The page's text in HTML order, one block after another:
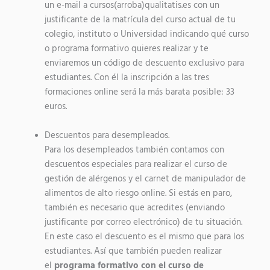
un e-mail a cursos(arroba)qualitatis.es con un
justificante de la matrícula del curso actual de tu
colegio, instituto o Universidad indicando qué curso
o programa formativo quieres realizar y te
enviaremos un código de descuento exclusivo para
estudiantes. Con él la inscripción a las tres
formaciones online será la más barata posible: 33
euros.
Descuentos para desempleados.
Para los desempleados también contamos con
descuentos especiales para realizar el curso de
gestión de alérgenos y el carnet de manipulador de
alimentos de alto riesgo online. Si estás en paro,
también es necesario que acredites (enviando
justificante por correo electrónico) de tu situación.
En este caso el descuento es el mismo que para los
estudiantes. Así que también pueden realizar
el programa formativo con el curso de